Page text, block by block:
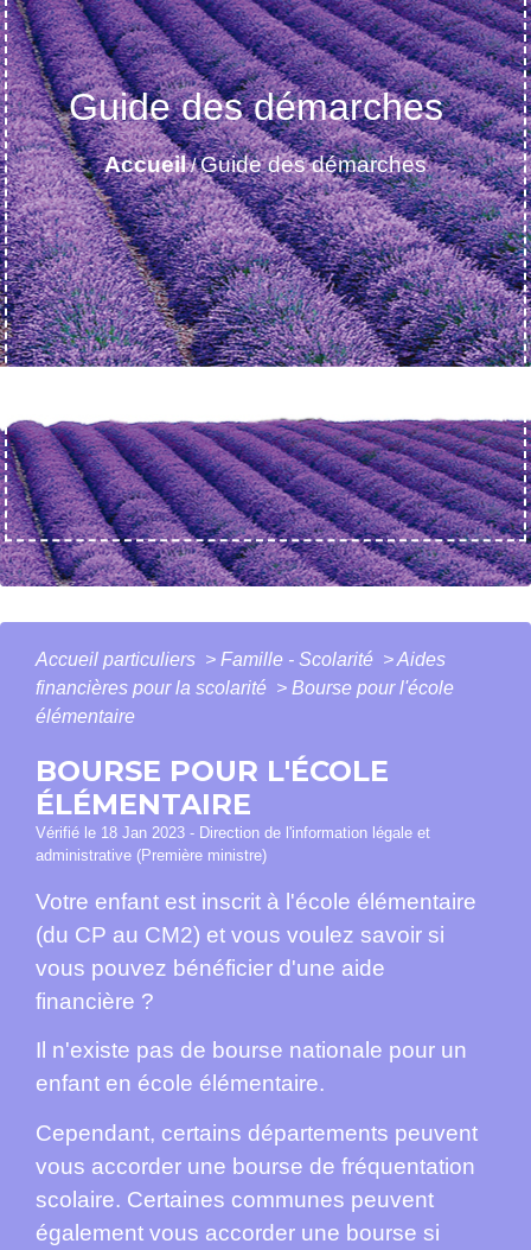
Guide des démarches
Accueil/Guide des démarches
Accueil particuliers > Famille - Scolarité >Aides
financières pour la scolarité > Bourse pour l'école
élémentaire
BOURSE POUR L'ÉCOLE
ÉLÉMENTAIRE
Vérifié le 18 Jan 2023 - Direction de l'information légale et
administrative (Première ministre)
Votre enfant est inscrit à l'école élémentaire
(du CP au CM2) et vous voulez savoir si
vous pouvez bénéficier d'une aide
financière ?
Il n'existe pas de bourse nationale pour un
enfant en école élémentaire.
Cependant, certains départements peuvent
vous accorder une bourse de fréquentation
scolaire. Certaines communes peuvent
également vous accorder une bourse si